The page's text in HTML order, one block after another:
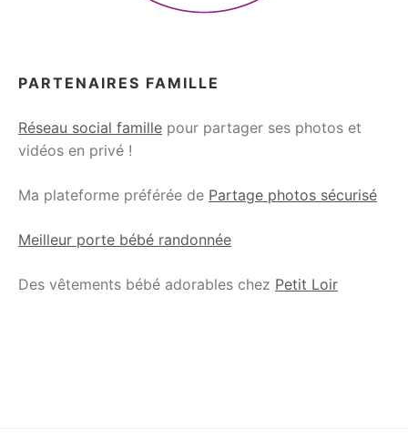
PARTENAIRES FAMILLE
Réseau social famille pour partager ses photos et
vidéos en privé !
Ma plateforme préférée de Partage photos sécurisé
Meilleur porte bébé randonnée
Des vêtements bébé adorables chez Petit Loir